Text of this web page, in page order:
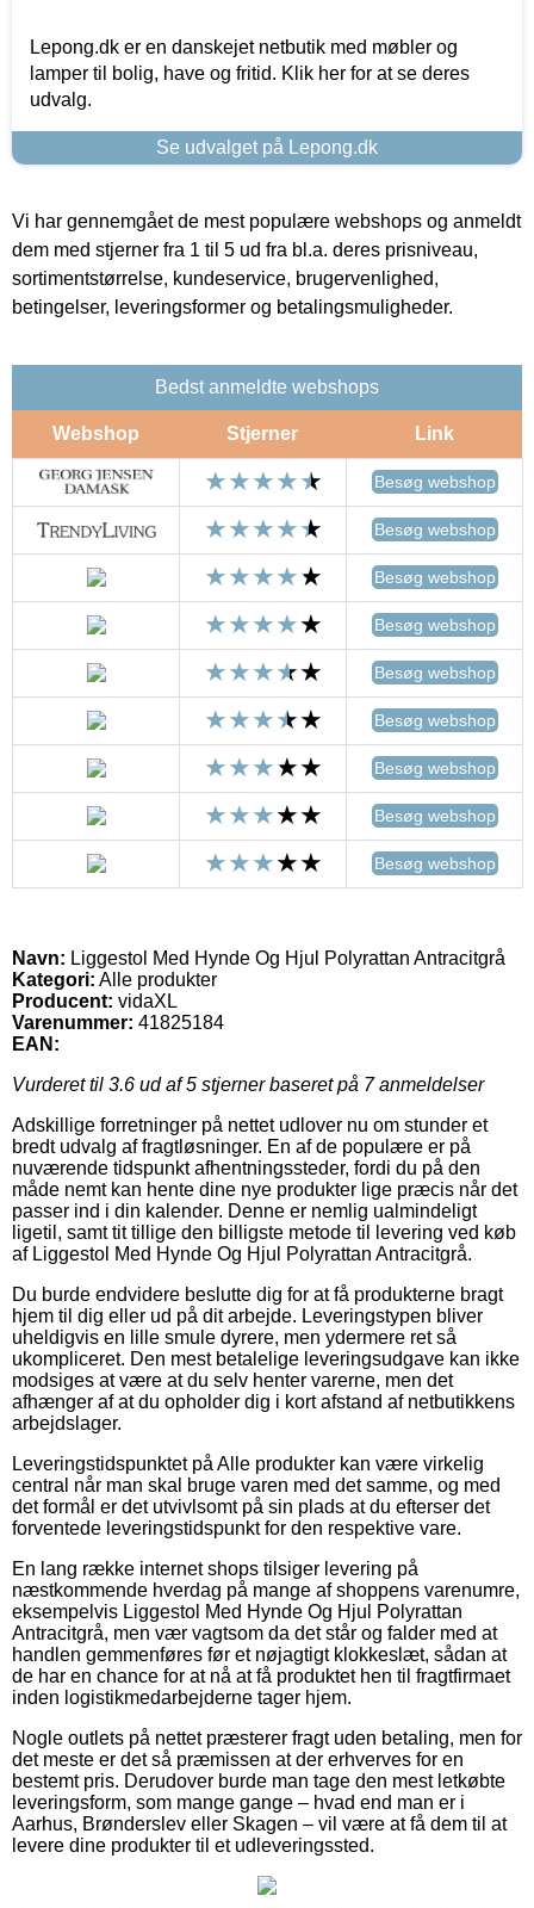
Lepong.dk er en danskejet netbutik med møbler og
lamper til bolig, have og fritid. Klik her for at se deres
udvalg.
Se udvalget på Lepong.dk
Vi har gennemgået de mest populære webshops og anmeldt
dem med stjerner fra 1 til 5 ud fra bl.a. deres prisniveau,
sortimentstørrelse, kundeservice, brugervenlighed,
betingelser, leveringsformer og betalingsmuligheder.
Bedst anmeldte webshops
Webshop Stjerner Link
Besøg webshop
Besøg webshop
Besøg webshop
Besøg webshop
Besøg webshop
Besøg webshop
Besøg webshop
Besøg webshop
Besøg webshop
Navn: Liggestol Med Hynde Og Hjul Polyrattan Antracitgrå
Kategori: Alle produkter
Producent: vidaXL
Varenummer: 41825184
EAN:
Vurderet til 3.6 ud af 5 stjerner baseret på 7anmeldelser
Adskillige forretninger på nettet udlover nu om stunder et
bredt udvalg af fragtløsninger. En af de populære er på
nuværende tidspunkt afhentningssteder, fordi du på den
måde nemt kan hente dine nye produkter lige præcis når det
passer ind i din kalender. Denne er nemlig ualmindeligt
ligetil, samt tit tillige den billigste metode til levering ved køb
af Liggestol Med Hynde Og Hjul Polyrattan Antracitgrå.
Du burde endvidere beslutte dig for at få produkterne bragt
hjem til dig eller ud på dit arbejde. Leveringstypen bliver
uheldigvis en lille smule dyrere, men ydermere ret så
ukompliceret. Den mest betalelige leveringsudgave kan ikke
modsiges at være at du selv henter varerne, men det
afhænger af at du opholder dig i kort afstand af netbutikkens
arbejdslager.
Leveringstidspunktet på Alle produkter kan være virkelig
central når man skal bruge varen med det samme, og med
det formål er det utvivlsomt på sin plads at du efterser det
forventede leveringstidspunkt for den respektive vare.
En lang række internet shops tilsiger levering på
næstkommende hverdag på mange af shoppens varenumre,
eksempelvis Liggestol Med Hynde Og Hjul Polyrattan
Antracitgrå, men vær vagtsom da det står og falder med at
handlen gemmenføres før et nøjagtigt klokkeslæt, sådan at
de har en chance for at nå at få produktet hen til fragtfirmaet
inden logistikmedarbejderne tager hjem.
Nogle outlets på nettet præsterer fragt uden betaling, men for
det meste er det så præmissen at der erhverves for en
bestemt pris. Derudover burde man tage den mest letkøbte
leveringsform, som mange gange – hvad end man er i
Aarhus, Brønderslev eller Skagen – vil være at få dem til at
levere dine produkter til et udleveringssted.